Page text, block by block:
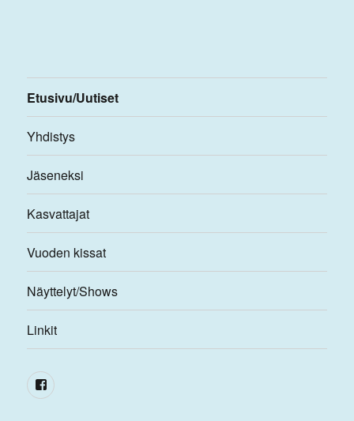
Etusivu/Uutiset
Yhdistys
Jäseneksi
Kasvattajat
Vuoden kissat
Näyttelyt/Shows
Linkit
Facebook